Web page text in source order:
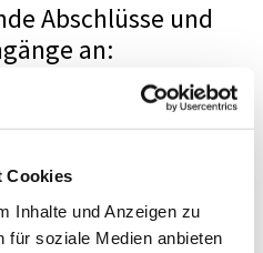
Cookies
Inhalte und Anzeigen zu
für soziale Medien anbieten
Abschlüsse und
an:
Aufbaustudium,
und